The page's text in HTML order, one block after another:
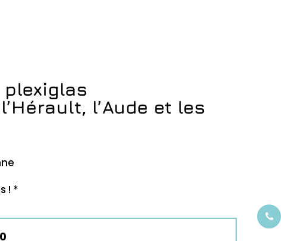
l’Aude et les
! *